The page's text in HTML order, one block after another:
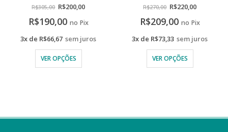
de 5
R$305,00 R$200,00
R$190,00 no Pix
3x de R$66,67 sem juros
VER OPÇÕES
de 5
R$270,00 R$220,00
R$209,00 no Pix
3x de R$73,33 sem juros
VER OPÇÕES